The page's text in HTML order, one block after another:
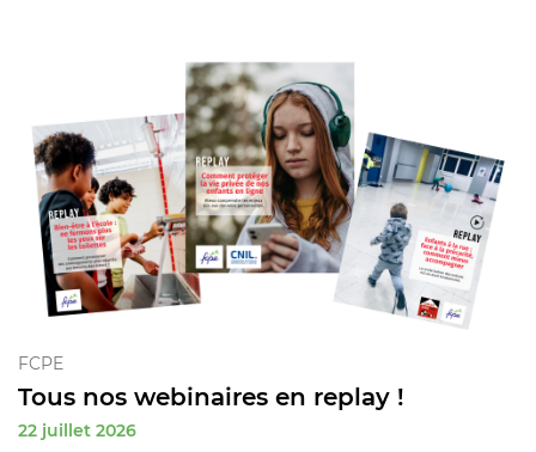
FCPE
Tous nos webinaires en replay !
22 juillet 2026